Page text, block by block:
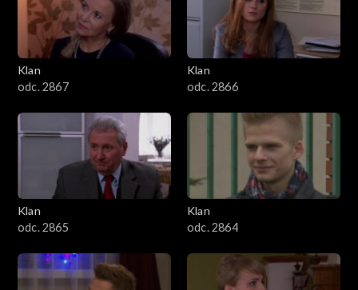
Klan
odc. 2867
Klan
odc. 2866
Klan
odc. 2865
Klan
odc. 2864